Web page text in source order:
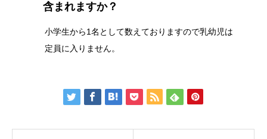
含まれますか？
小学生から1名として数えておりますので乳幼児は
定員に入りません。